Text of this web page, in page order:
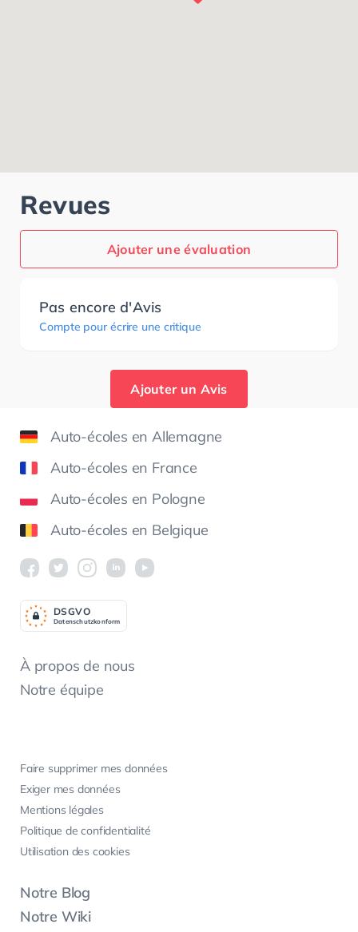
Revues
Ajouter une évaluation
Pas encore d'Avis
Compte pour écrire une critique
Ajouter un Avis
Auto-écoles en Allemagne
Auto-écoles en France
Auto-écoles en Pologne
Auto-écoles en Belgique
À propos de nous
Notre équipe
Faire supprimer mes données
Exiger mes données
Mentions légales
Politique de confidentialité
Utilisation des cookies
Notre Blog
Notre Wiki
Datenschutzkonform
DSGVO